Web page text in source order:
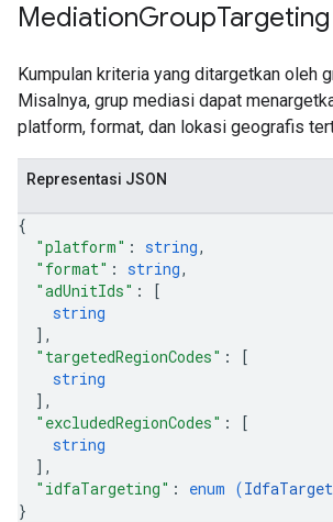
MediationGroupTargeting
Kumpulan kriteria yang ditargetkan oleh
Misalnya, grup mediasi dapat
platform, format, dan lokasi geografis
Representasi JSON
{
"platform" : string,
"format" : string,
"adUnitIds" :
[
string
] ,
"targetedRegionCodes" :
[
string
] ,
"excludedRegionCodes" :
[
string
] ,
"idfaTargeting" : enum (
}